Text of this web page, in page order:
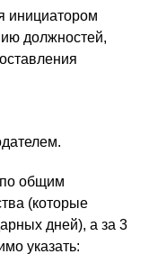
инициатором
должностей,
по общим
(которые
дней), а за 3
указать: